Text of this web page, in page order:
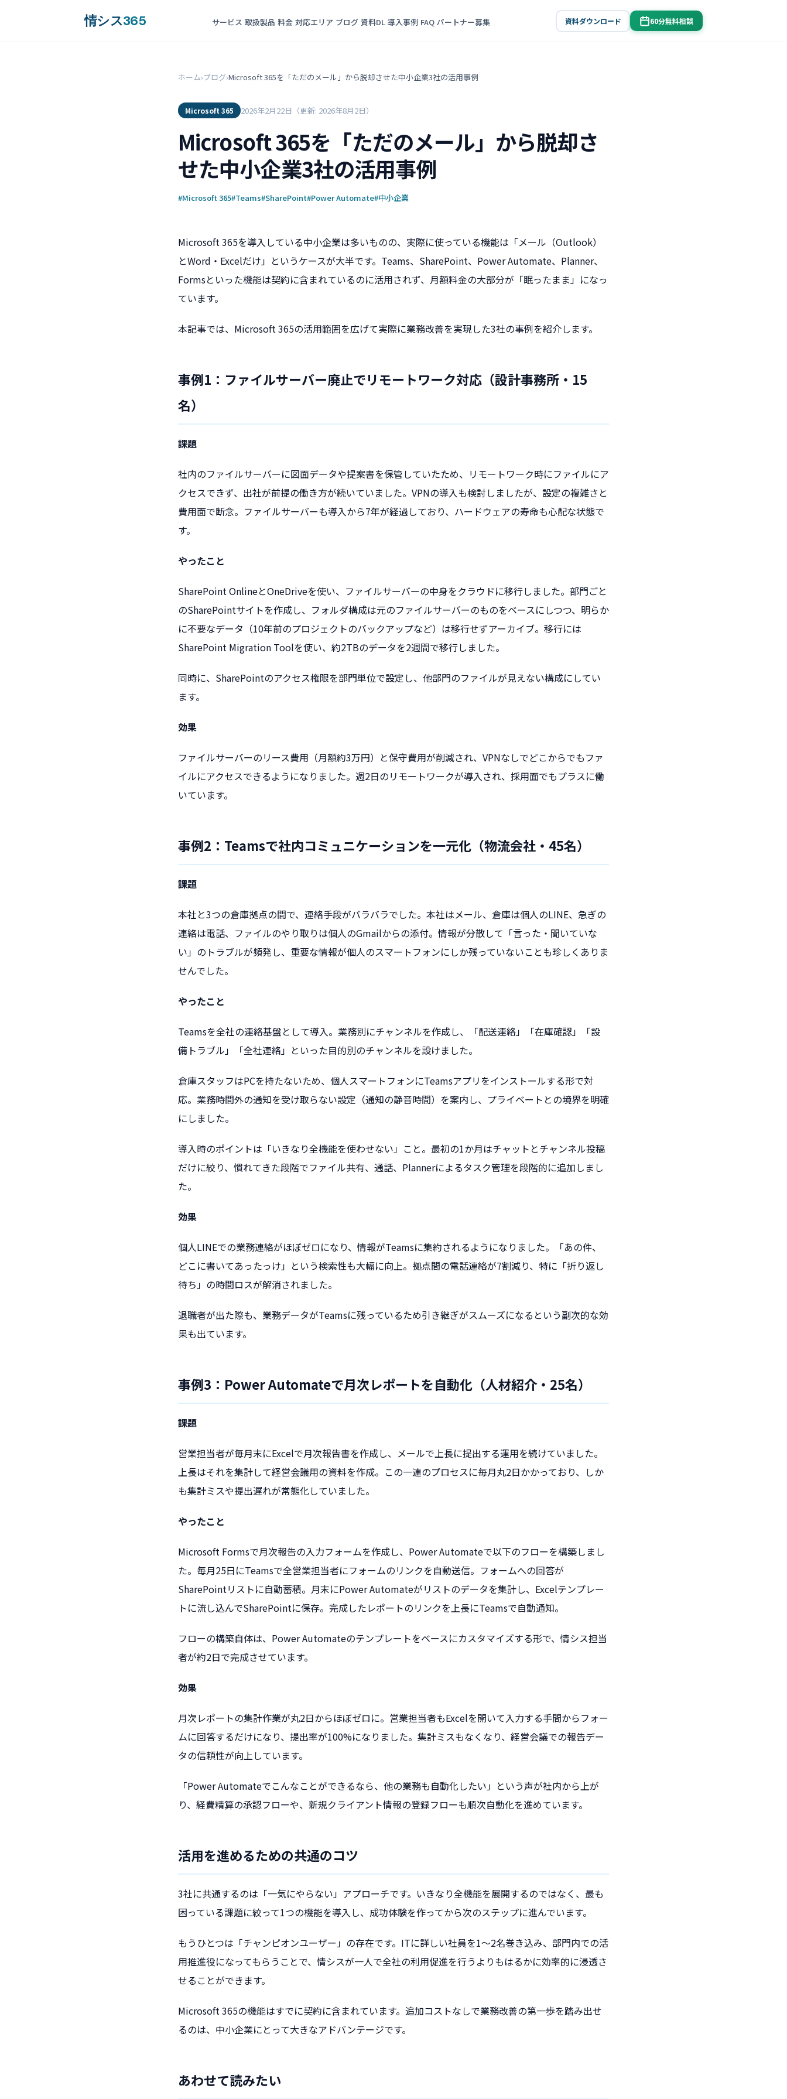
情シス365 サービス 取扱製品 料金 対応エリア ブログ 資料DL 導入事例 FAQ パートナー募集 資料ダウンロード 60分無料相談
ホーム›ブログ›Microsoft 365を「ただのメール」から脱却させた中小企業3社の活用事例
Microsoft 365 2026年2月22日 （更新: 2026年8月2日）
Microsoft 365を「ただのメール」から脱却さ
せた中小企業3社の活用事例
#Microsoft 365#Teams#SharePoint#Power Automate#中小企業
Microsoft 365を導入している中小企業は多いものの、実際に使っている機能は「メール（Outlook）
とWord・Excelだけ」というケースが大半です。Teams、SharePoint、Power Automate、Planner、
Formsといった機能は契約に含まれているのに活用されず、月額料金の大部分が「眠ったまま」になっ
ています。
本記事では、Microsoft 365の活用範囲を広げて実際に業務改善を実現した3社の事例を紹介します。
事例1：ファイルサーバー廃止でリモートワーク対応（設計事務所・15
名）
課題
社内のファイルサーバーに図面データや提案書を保管していたため、リモートワーク時にファイルにア
クセスできず、出社が前提の働き方が続いていました。VPNの導入も検討しましたが、設定の複雑さと
費用面で断念。ファイルサーバーも導入から7年が経過しており、ハードウェアの寿命も心配な状態で
す。
やったこと
SharePoint OnlineとOneDriveを使い、ファイルサーバーの中身をクラウドに移行しました。部門ごと
のSharePointサイトを作成し、フォルダ構成は元のファイルサーバーのものをベースにしつつ、明らか
に不要なデータ（10年前のプロジェクトのバックアップなど）は移行せずアーカイブ。移行には
SharePoint Migration Toolを使い、約2TBのデータを2週間で移行しました。
同時に、SharePointのアクセス権限を部門単位で設定し、他部門のファイルが見えない構成にしてい
ます。
効果
ファイルサーバーのリース費用（月額約3万円）と保守費用が削減され、VPNなしでどこからでもファ
イルにアクセスできるようになりました。週2日のリモートワークが導入され、採用面でもプラスに働
いています。
事例2：Teamsで社内コミュニケーションを一元化（物流会社・45名）
課題
本社と3つの倉庫拠点の間で、連絡手段がバラバラでした。本社はメール、倉庫は個人のLINE、急ぎの
連絡は電話、ファイルのやり取りは個人のGmailからの添付。情報が分散して「言った・聞いていな
い」のトラブルが頻発し、重要な情報が個人のスマートフォンにしか残っていないことも珍しくありま
せんでした。
やったこと
Teamsを全社の連絡基盤として導入。業務別にチャンネルを作成し、「配送連絡」「在庫確認」「設
備トラブル」「全社連絡」といった目的別のチャンネルを設けました。
倉庫スタッフはPCを持たないため、個人スマートフォンにTeamsアプリをインストールする形で対
応。業務時間外の通知を受け取らない設定（通知の静音時間）を案内し、プライベートとの境界を明確
にしました。
導入時のポイントは「いきなり全機能を使わせない」こと。最初の1か月はチャットとチャンネル投稿
だけに絞り、慣れてきた段階でファイル共有、通話、Plannerによるタスク管理を段階的に追加しまし
た。
効果
個人LINEでの業務連絡がほぼゼロになり、情報がTeamsに集約されるようになりました。「あの件、
どこに書いてあったっけ」という検索性も大幅に向上。拠点間の電話連絡が7割減り、特に「折り返し
待ち」の時間ロスが解消されました。
退職者が出た際も、業務データがTeamsに残っているため引き継ぎがスムーズになるという副次的な効
果も出ています。
事例3：Power Automateで月次レポートを自動化（人材紹介・25名）
課題
営業担当者が毎月末にExcelで月次報告書を作成し、メールで上長に提出する運用を続けていました。
上長はそれを集計して経営会議用の資料を作成。この一連のプロセスに毎月丸2日かかっており、しか
も集計ミスや提出遅れが常態化していました。
やったこと
Microsoft Formsで月次報告の入力フォームを作成し、Power Automateで以下のフローを構築しまし
た。毎月25日にTeamsで全営業担当者にフォームのリンクを自動送信。フォームへの回答が
SharePointリストに自動蓄積。月末にPower Automateがリストのデータを集計し、Excelテンプレー
トに流し込んでSharePointに保存。完成したレポートのリンクを上長にTeamsで自動通知。
フローの構築自体は、Power Automateのテンプレートをベースにカスタマイズする形で、情シス担当
者が約2日で完成させています。
効果
月次レポートの集計作業が丸2日からほぼゼロに。営業担当者もExcelを開いて入力する手間からフォー
ムに回答するだけになり、提出率が100%になりました。集計ミスもなくなり、経営会議での報告デー
タの信頼性が向上しています。
「Power Automateでこんなことができるなら、他の業務も自動化したい」という声が社内から上が
り、経費精算の承認フローや、新規クライアント情報の登録フローも順次自動化を進めています。
活用を進めるための共通のコツ
3社に共通するのは「一気にやらない」アプローチです。いきなり全機能を展開するのではなく、最も
困っている課題に絞って1つの機能を導入し、成功体験を作ってから次のステップに進んでいます。
もうひとつは「チャンピオンユーザー」の存在です。ITに詳しい社員を1〜2名巻き込み、部門内での活
用推進役になってもらうことで、情シスが一人で全社の利用促進を行うよりもはるかに効率的に浸透さ
せることができます。
Microsoft 365の機能はすでに契約に含まれています。追加コストなしで業務改善の第一歩を踏み出せ
るのは、中小企業にとって大きなアドバンテージです。
あわせて読みたい